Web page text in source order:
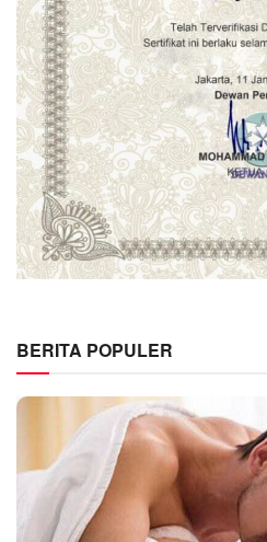
BERITA POPULER